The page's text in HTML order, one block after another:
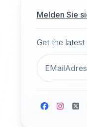
Melden Sie
Get the latest